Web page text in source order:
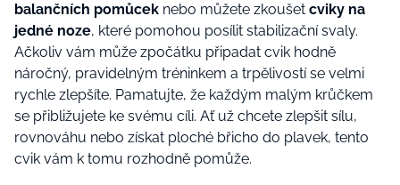
balančních pomůcek nebo můžete zkoušet cviky na
jedné noze, které pomohou posílit stabilizační svaly.
Ačkoliv vám může zpočátku připadat cvik hodně
náročný, pravidelným tréninkem a trpělivostí se velmi
rychle zlepšíte. Pamatujte, že každým malým krůčkem
se přibližujete ke svému cíli. Ať už chcete zlepšit sílu,
rovnováhu nebo získat ploché břicho do plavek, tento
cvik vám k tomu rozhodně pomůže.